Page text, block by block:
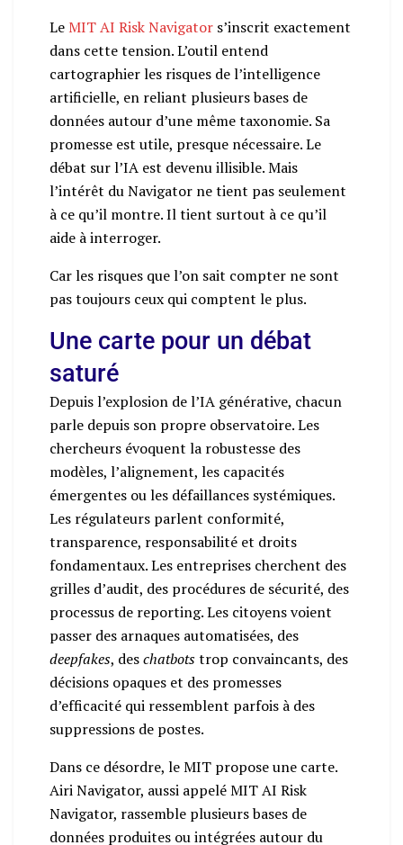
LeMIT AI Risk Navigator s’inscrit exactement
dans cette tension. L’outil entend
cartographier les risques de l’intelligence
artificielle, en reliant plusieurs bases de
données autour d’une même taxonomie. Sa
promesse est utile, presque nécessaire. Le
débat sur l’IA est devenu illisible. Mais
l’intérêt du Navigator ne tient pas seulement
à ce qu’il montre. Il tient surtout à ce qu’il
aide à interroger.
Car les risques que l’on sait compter ne sont
pas toujours ceux qui comptent le plus.
Une carte pour un débat
saturé
Depuis l’explosion de l’IA générative, chacun
parle depuis son propre observatoire. Les
chercheurs évoquent la robustesse des
modèles, l’alignement, les capacités
émergentes ou les défaillances systémiques.
Les régulateurs parlent conformité,
transparence, responsabilité et droits
fondamentaux. Les entreprises cherchent des
grilles d’audit, des procédures de sécurité, des
processus de reporting. Les citoyens voient
passer des arnaques automatisées, des
deepfakes, deschatbotstrop convaincants, des
décisions opaques et des promesses
d’efficacité qui ressemblent parfois à des
suppressions de postes.
Dans ce désordre, le MIT propose une carte.
Airi Navigator, aussi appelé MIT AI Risk
Navigator, rassemble plusieurs bases de
données produites ou intégrées autour du